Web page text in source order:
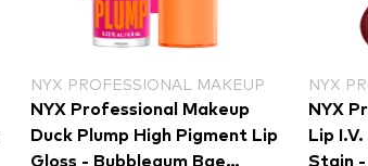
NYX PROFESSIONAL MAKEUP
NYX Professional Makeup
Duck Plump High Pigment Lip
Gloss - Bubblegum Bae
NYX
NYX
Lip
Stain -